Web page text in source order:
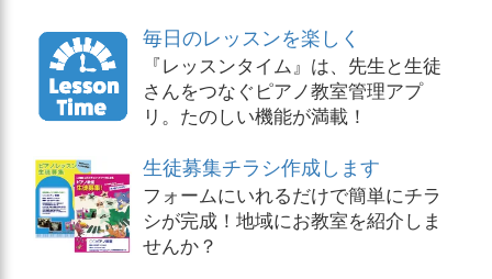
毎日のレッスンを楽しく
『レッスンタイム』は、先生と生徒
さんをつなぐピアノ教室管理アプ
リ。たのしい機能が満載！
生徒募集チラシ作成します
フォームにいれるだけで簡単にチラ
シが完成！地域にお教室を紹介しま
せんか？